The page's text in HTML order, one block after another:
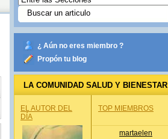
¿ Aún no eres miembro ?
Propón tu blog
LA COMUNIDAD SALUD Y BIENESTAR
EL AUTOR DEL
DÍA
TOP MIEMBROS
martaelen